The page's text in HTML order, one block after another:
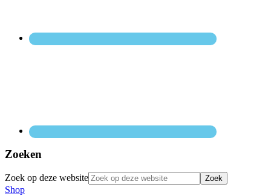
Zoeken
Zoek op deze website
Shop